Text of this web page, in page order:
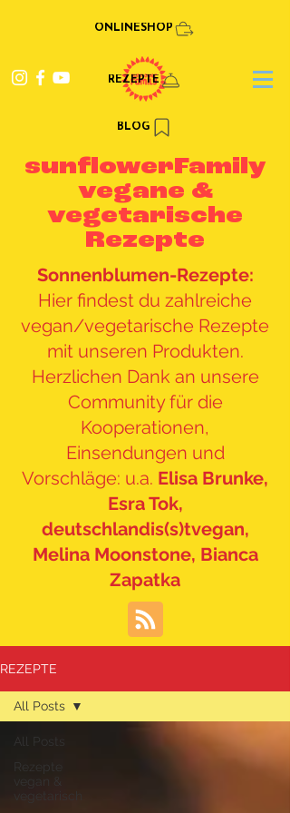
REZEPTE
BLOG
ONLINESHOP
sunflowerFamily
vegane &
vegetarische
Rezepte
Sonnenblumen-Rezepte:
Hier findest du zahlreiche
vegan/vegetarische Rezepte
mit unseren Produkten.
Herzlichen Dank an unsere
Community für die
Kooperationen,
Einsendungen und
Vorschläge: u.a. Elisa Brunke,
Esra Tok,
deutschlandis(s)tvegan,
Melina Moonstone, Bianca
Zapatka
REZEPTE
vegan &
All Posts